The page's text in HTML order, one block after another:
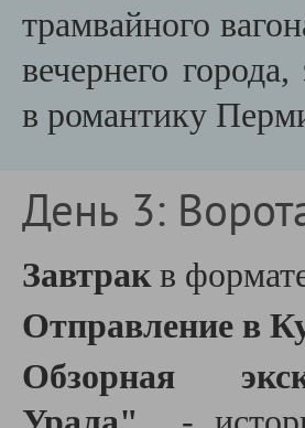
трамвайного
вечернего
в романтику
День 3:
Завтрак в
Отправление в
Обзорная